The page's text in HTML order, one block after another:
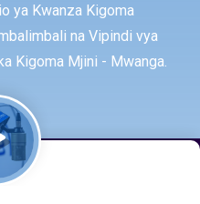
ya Kwanza Kigoma
na Vipindi vya
Kigoma Mjini - Mwanga.
-2026